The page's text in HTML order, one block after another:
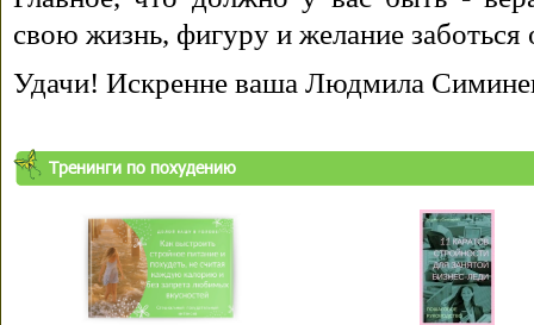
свою жизнь, фигуру и желание заботься
Удачи! Искренне ваша Людмила
Тренинги по похудению